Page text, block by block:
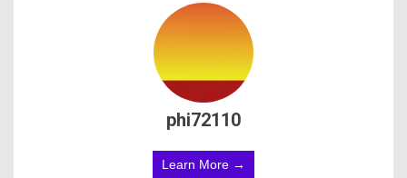
phi72110
Learn More →